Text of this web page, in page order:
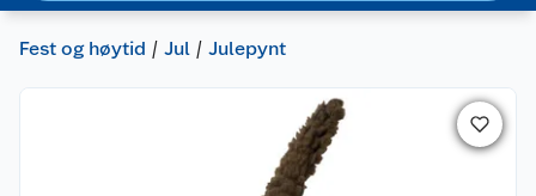
Fest og høytid Jul Julepynt